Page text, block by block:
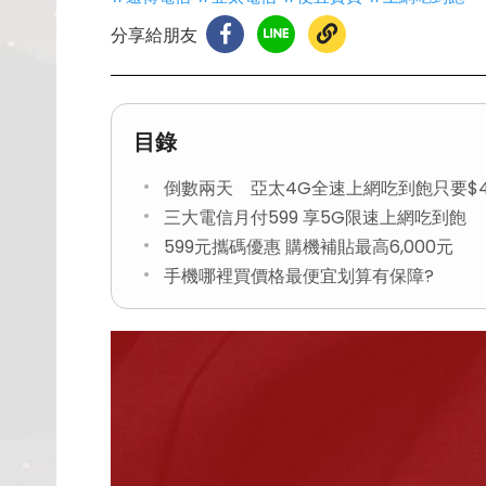
分享給朋友
目錄
倒數兩天 亞太4G全速上網吃到飽只要
三大電信月付599 享5G限速上網吃到飽
599元攜碼優惠 購機補貼最高6,000元
手機哪裡買價格最便宜划算有保障?